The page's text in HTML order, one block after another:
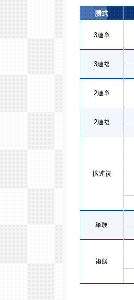
勝式
3連単
3連複
2連単
2連複
拡連複
単勝
複勝